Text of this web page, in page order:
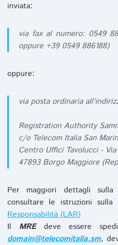
inviata:
via fax al numero: 0549
oppure +39 0549 886188)
oppure:
via posta ordinaria
Registration Authority
c/o Telecom Italia San
Centro Uffici Tavolucci -
47893 Borgo Maggiore
Per maggiori dettagli sulla
consultare le istruzioni sulla
Responsabilità (LAR)
Il MREdeve essere
domain@telecomitalia.sm,